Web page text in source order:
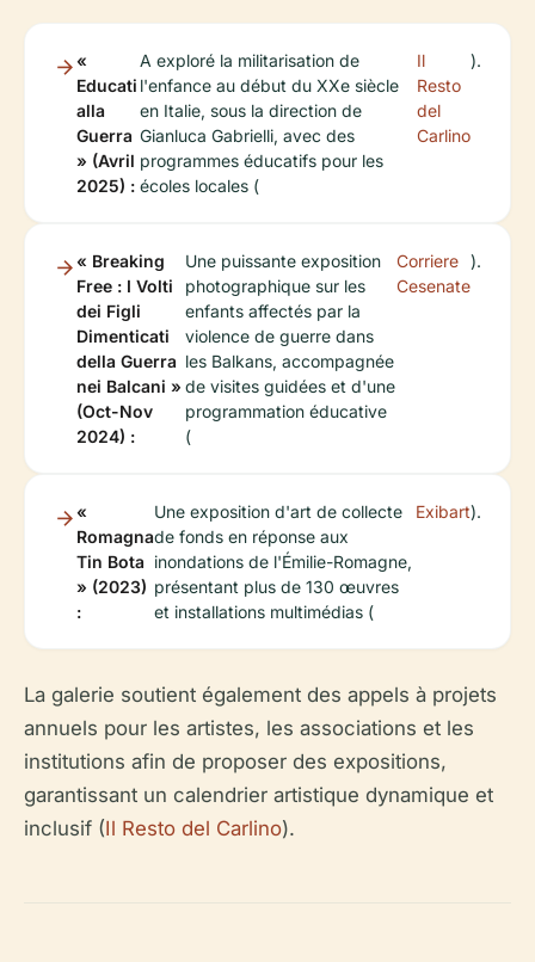
«
Educati
alla
Guerra
» (Avril
2025) :
A exploré la militarisation de
l'enfance au début du XXe siècle
en Italie, sous la direction de
Gianluca Gabrielli, avec des
programmes éducatifs pour les
écoles locales (
Il
Resto
del
Carlino
).
« Breaking
Free : I Volti
dei Figli
Dimenticati
della Guerra
nei Balcani »
(Oct-Nov
2024) :
Une puissante exposition
photographique sur les
enfants affectés par la
violence de guerre dans
les Balkans, accompagnée
de visites guidées et d'une
programmation éducative
(
Corriere
Cesenate
).
«
Romagna
Tin Bota
» (2023)
:
Une exposition d'art de collecte
de fonds en réponse aux
inondations de l'Émilie-Romagne,
présentant plus de 130 œuvres
et installations multimédias (
Exibart).
La galerie soutient également des appels à projets
annuels pour les artistes, les associations et les
institutions afin de proposer des expositions,
garantissant un calendrier artistique dynamique et
inclusif (Il Resto del Carlino).